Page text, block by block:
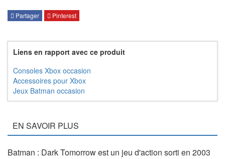
Partager Pinterest
Liens en rapport avec ce produit
Consoles Xbox occasion
Accessoires pour Xbox
Jeux Batman occasion
EN SAVOIR PLUS
Batman : Dark Tomorrow est un jeu d'action sorti en 2003